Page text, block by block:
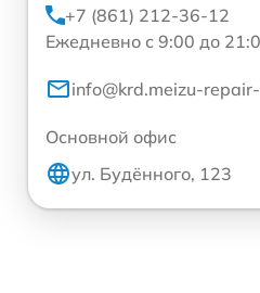
+7 (861) 212-36-12
Ежедневно с 9:00 до
info@krd.meizu-
Основной офис
ул. Будённого, 123